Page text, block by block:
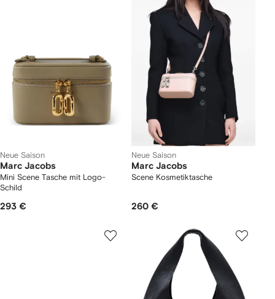
Neue Saison
Marc Jacobs
Mini Scene Tasche mit Logo-
Schild
293 €
Neue Saison
Marc Jacobs
Scene Kosmetiktasche
260 €